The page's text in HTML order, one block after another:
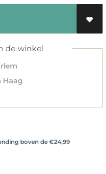
de winkel
Haag
boven de €24,99